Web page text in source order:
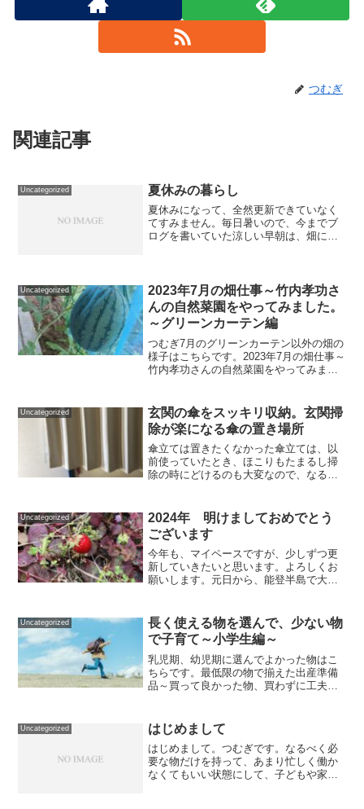
つむぎ
関連記事
Uncategorized 夏休みの暮らし
夏休みになって、全然更新できていなく
てすみません。毎日暑いので、今までブ
ログを書いていた涼しい早朝は、畑に出
に頑張っています。日中は...
Uncategorized
2023年7月の畑仕事～竹内孝功さ
んの自然菜園をやってみました。
～グリーンカーテン編
つむぎ7月のグリーンカーテン以外の畑の
様子はこちらです。2023年7月の畑仕事～
竹内孝功さんの自然菜園をやってみまし
の様子はこちらです。20...
Uncategorized
玄関の傘をスッキリ収納。玄関掃
除が楽になる傘の置き場所
傘立ては置きたくなかった傘立ては、以
前使っていたとき、ほこりもたまるし掃
除の時にどけるのも大変なので、なるべ
磁石付のフックをつけて、傘をかけてい
ました。少し格好悪いです...
Uncategorized
2024年 明けましておめでとう
ございます
今年も、マイペースですが、少しずつ更
新していきたいと思います。よろしくお
願いします。元日から、能登半島で大き
す。寒い中での避難生活で、余震も続
き、大変な事と思います。一...
Uncategorized
長く使える物を選んで、少ない物
で子育て～小学生編～
乳児期、幼児期に選んでよかった物はこ
ちらです。最低限の物で揃えた出産準備
品～買って良かった物、買わずに工夫し
物で子育て～幼児期編～ - 小...
Uncategorized はじめまして
はじめまして。つむぎです。なるべく必
要な物だけを持って、あまり忙しく働か
なくてもいい状態にして、子どもや家